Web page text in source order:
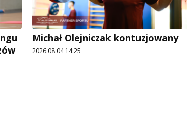
Michał Olejniczak kontuzjowany
2026.08.04 14:25